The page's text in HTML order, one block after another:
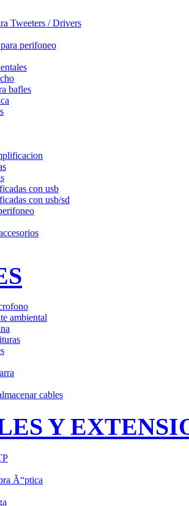
Tweeters / Drivers
perifoneo
bafles
con usb
con usb/sd
ambiental
cables
Y
Ã“ptica